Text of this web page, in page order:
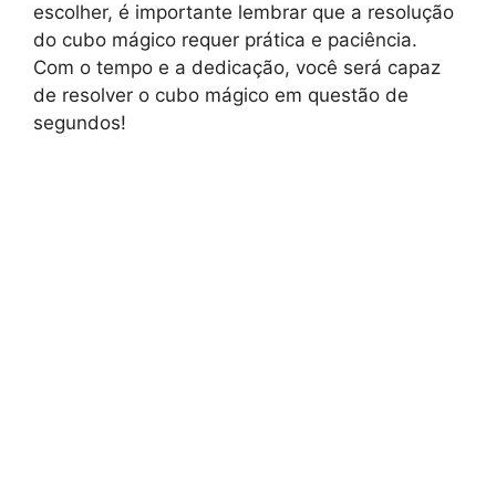
escolher, é importante lembrar que a resolução
do cubo mágico requer prática e paciência.
Com o tempo e a dedicação, você será capaz
de resolver o cubo mágico em questão de
segundos!